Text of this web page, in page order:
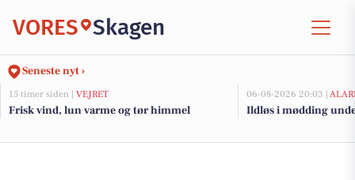
VORES Skagen
Seneste nyt ›
15 timer siden | VEJRET
Frisk vind, lun varme og tør himmel
06-08-2026 20:03 |
Ildløs i mødding